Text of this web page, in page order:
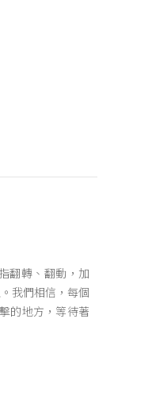
翻轉、翻動，加
我們相信，每個
的地方，等待著